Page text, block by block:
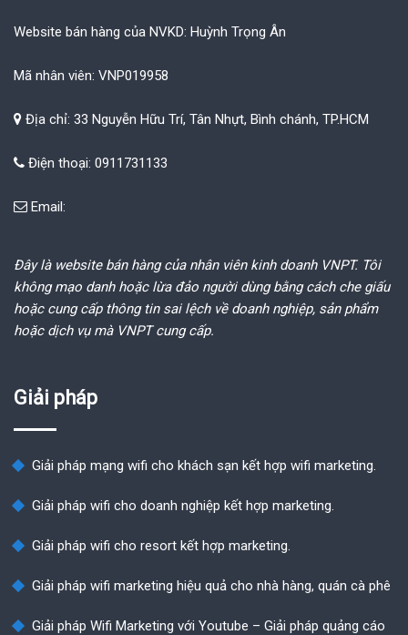
Website bán hàng của NVKD: Huỳnh Trọng Ân
Mã nhân viên: VNP019958
Địa chỉ: 33 Nguyễn Hữu Trí, Tân Nhựt, Bình chánh, TP.HCM
Điện thoại: 0911731133
Email:
Đây là website bán hàng của nhân viên kinh doanh VNPT. Tôi
không mạo danh hoặc lừa đảo người dùng bằng cách che giấu
hoặc cung cấp thông tin sai lệch về doanh nghiệp, sản phẩm
hoặc dịch vụ mà VNPT cung cấp.
Giải pháp
Giải pháp mạng wifi cho khách sạn kết hợp wifi marketing.
Giải pháp wifi cho doanh nghiệp kết hợp marketing.
Giải pháp wifi cho resort kết hợp marketing.
Giải pháp wifi marketing hiệu quả cho nhà hàng, quán cà phê
Giải pháp Wifi Marketing với Youtube – Giải pháp quảng cáo